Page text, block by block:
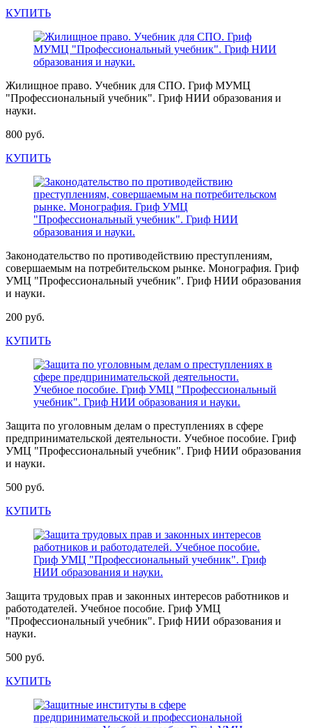
КУПИТЬ
Жилищное право. Учебник для СПО. Гриф МУМЦ
"Профессиональный учебник". Гриф НИИ образования и
науки.
800 руб.
КУПИТЬ
Законодательство по противодействию преступлениям,
совершаемым на потребительском рынке. Монография. Гриф
УМЦ "Профессиональный учебник". Гриф НИИ образования
и науки.
200 руб.
КУПИТЬ
Защита по уголовным делам о преступлениях в сфере
предпринимательской деятельности. Учебное пособие. Гриф
УМЦ "Профессиональный учебник". Гриф НИИ образования
и науки.
500 руб.
КУПИТЬ
Защита трудовых прав и законных интересов работников и
работодателей. Учебное пособие. Гриф УМЦ
"Профессиональный учебник". Гриф НИИ образования и
науки.
500 руб.
КУПИТЬ